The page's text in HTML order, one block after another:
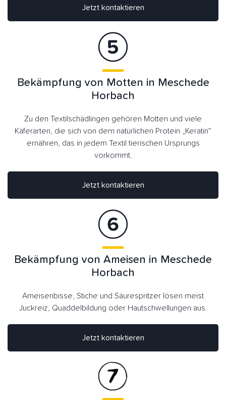
Jetzt kontaktieren
Bekämpfung von Motten in Meschede
Horbach
Zu den Textilschädlingen gehören Motten und viele
Käferarten, die sich von dem natürlichen Protein „Keratin“
ernähren, das in jedem Textil tierischen Ursprungs
vorkommt.
Jetzt kontaktieren
Jetzt kontaktieren
Bekämpfung von Ameisen in Meschede
Horbach
Ameisenbisse, Stiche und Säurespritzer lösen meist
Juckreiz, Quaddelbildung oder Hautschwellungen aus.